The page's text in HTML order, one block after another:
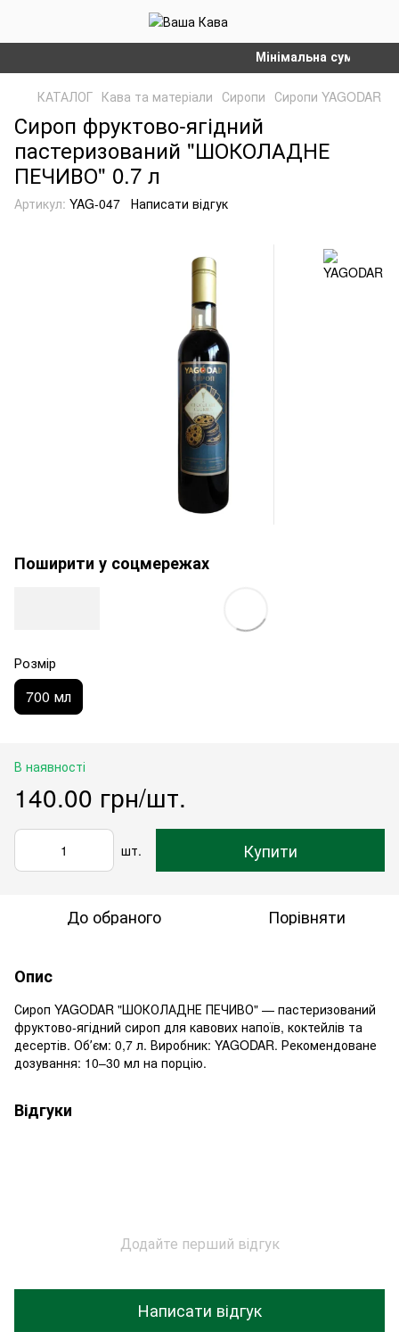
Мінімальна сума
КАТАЛОГ Кава та матеріали Сиропи Сиропи YAGODAR
Сироп фруктово-ягідний
пастеризований "ШОКОЛАДНЕ
ПЕЧИВО" 0.7 л
Артикул: YAG-047 Написати відгук
Поширити у соцмережах
Розмір
700 мл
В наявності
140.00 грн/шт.
шт. Купити
До обраного Порівняти
Опис
Сироп YAGODAR "ШОКОЛАДНЕ ПЕЧИВО" — пастеризований
фруктово-ягідний сироп для кавових напоїв, коктейлів та
десертів. Обʼєм: 0,7 л. Виробник: YAGODAR. Рекомендоване
дозування: 10–30 мл на порцію.
Відгуки
Додайте перший відгук
Написати відгук